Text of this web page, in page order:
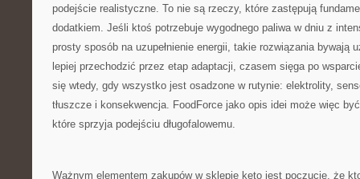
podejście realistyczne. To nie są rzeczy, które zastępują
dodatkiem. Jeśli ktoś potrzebuje wygodnego paliwa w dniu z
prosty sposób na uzupełnienie energii, takie rozwiązania bywają
lepiej przechodzić przez etap adaptacji, czasem sięga po
się wtedy, gdy wszystko jest osadzone w rutynie: elektrolity,
tłuszcze i konsekwencja. FoodForce jako opis idei może więc
które sprzyja podejściu długofalowemu.
Ważnym elementem zakupów w sklepie keto jest poczucie, że